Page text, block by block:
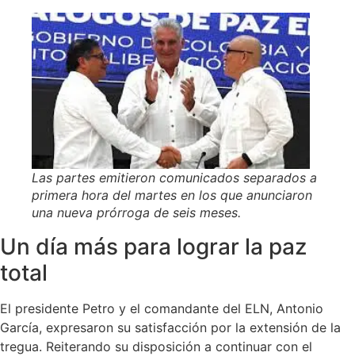
Las partes emitieron comunicados separados a
primera hora del martes en los que anunciaron
una nueva prórroga de seis meses.
Un día más para lograr la paz
total
El presidente Petro y el comandante del ELN, Antonio
García, expresaron su satisfacción por la extensión de la
tregua. Reiterando su disposición a continuar con el